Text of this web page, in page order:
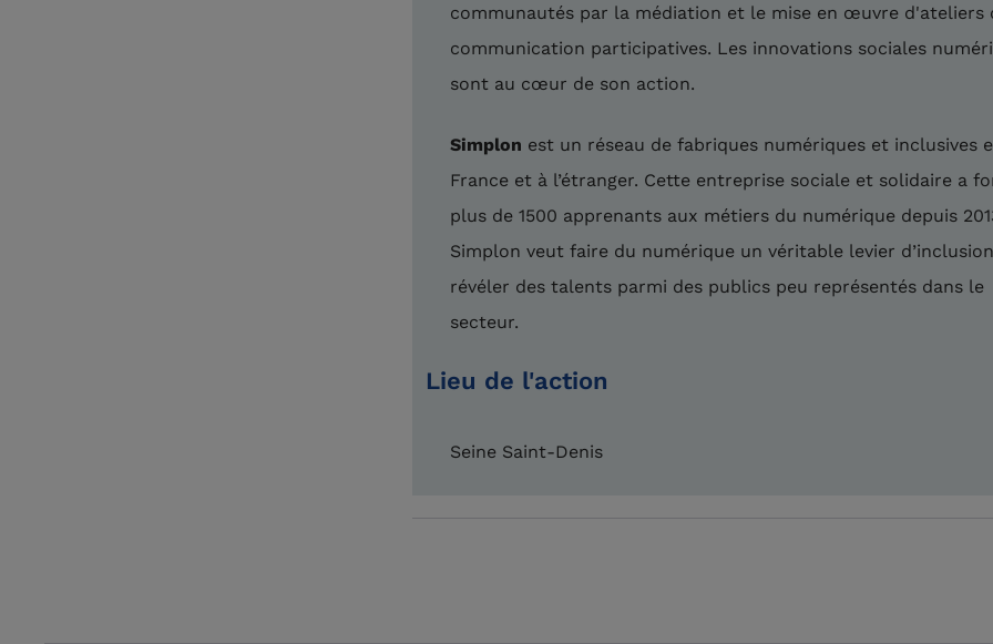
communautés par la médiation et le mise en œuvre d'ateliers
communication participatives. Les innovations sociales
sont au cœur de son action.
Simplon est un réseau de fabriques numériques et inclusives
France et à l’étranger. Cette entreprise sociale et solidaire a
plus de 1500 apprenants aux métiers du numérique depuis
Simplon veut faire du numérique un véritable levier
révéler des talents parmi des publics peu représentés dans le
secteur.
Lieu de l'action
Seine Saint-Denis